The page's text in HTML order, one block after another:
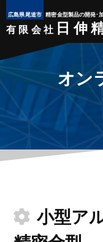
広島県尾道市 精密金型製品の開発･
有限会社 日伸
オン
小型ア